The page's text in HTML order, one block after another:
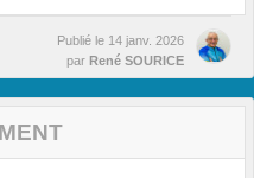
Publié le 14 janv. 2026
par René SOURICE